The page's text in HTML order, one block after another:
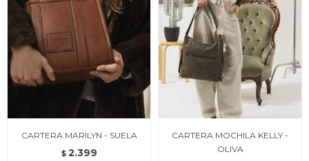
CARTERA MARILYN - SUELA
$ 2.399
CARTERA MOCHILA KELLY -
OLIVA